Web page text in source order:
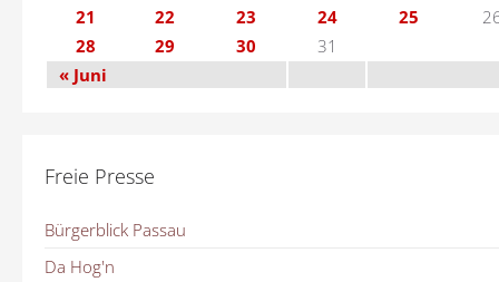
21
22 23 24 25
28
29 30
31
« Juni
Freie Presse
Bürgerblick Passau
Da Hog'n